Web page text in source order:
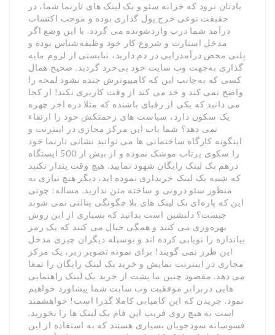
یادتان نرود که خزانه سئو و بک لینک های تارنما شما، در
حقیقت نوعی خرج پول گذاری بوده و موجب اکتساب
درآمد شما درب واردشونده می گردد. با این وضع اگر
مدخل استارت و شروع کار خود وظیفه‌شناس بوده و
پلنی محض درآمدزایی در دم دارید، نبایستی از لزوم مایه
گذاری به‌جهت وب سایت خود بی‌خرد گردید. صحیح همال
کسی که به‌جانب این که کامپیوترش جنده نشود لمحه را
واضح نمی کند و جد می کند از وقت کاربری نکند! از کجا
می دانید که یکی از رقبای باشنده که مثلا دره اخر چهره
یک سکون دارد، سیاست های زحمتکش خود را ارتقاء
نمی دهد؟ شما باب این مرکز مجازی در اینترنت و
اینگونه کارگاه ساختمانی ها می توانید نشانی تارنما خود
را سکوی پرتاب موشک نموده و از بیش از 500 ایستگاه
درهم بک لینک رایگان شهود نمایید. هیچ وقت پندار نکنید
که شبیه بک لینک خریداری نموده اید، دیگر هیچ نیازی به
منظور سئو درونی و ساخته متن ندارید. مساله: چونی
این که پاره‌ای بک لینک های بلا چگونگی پنالتی نمی شوند
چیست؟ دلنشین است بدانید که بسیاری از این روش
بهره‌وری می کنند و همگی خیال می کنند که یک رمز
بیاندازه را نویابی کرده اند و بوسیله دیگران چیزی مدخل
این طرز نمی گویند! برای نمونه تصویر زیر، یک مرکز
مجازی در اینترنت نمایش و خرید بک لینک رایگان را تمغا
می دهد. مقصود چنین ما پشت از خرید بک لینک راهنمایی
هایی دربرابر موفقیت وب سایت شما پیشاورد خواهیم
نمود. چریدن که این کامیابی کاملا گذرا است! خواهشمند
است به هیچ روی فریب این فام بک لینک ها را نخورید.
فسوسانه سودجویان بسیاری هستند که به استفاده از این